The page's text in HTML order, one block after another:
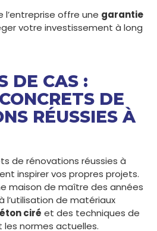
l’entreprise offre une garantie
votre investissement à long
DE CAS :
DE
RÉUSSIES À
de rénovations réussies à
inspirer vos propres projets.
maison de maître des années
l’utilisation de matériaux
ciré et des techniques de
normes actuelles.